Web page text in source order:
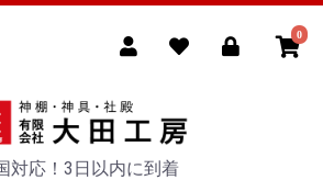
0
対応！3日以内に到着